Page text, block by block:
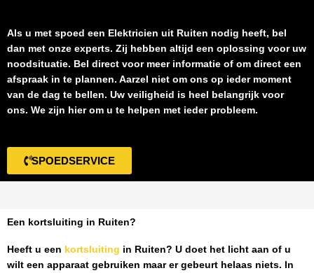
Als u met spoed een Elektricien uit Ruiten nodig heeft, bel
dan met onze experts. Zij hebben altijd een oplossing voor uw
noodsituatie. Bel direct voor meer informatie of om direct een
afspraak in te plannen. Aarzel niet om ons op ieder moment
van de dag te bellen. Uw veiligheid is heel belangrijk voor
ons. We zijn hier om u te helpen met ieder probleem.
SPOEDSERVICE
Een kortsluiting in Ruiten?
Heeft u een kortsluiting in Ruiten? U doet het licht aan of u
wilt een apparaat gebruiken maar er gebeurt helaas niets. In